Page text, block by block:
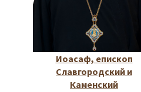
Иоасаф, епископ
Славгородский и
Каменский